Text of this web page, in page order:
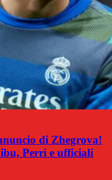
di Zhegrova!
Perri e ufficiali